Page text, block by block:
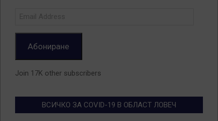
Абониране
Join 17K other subscribers
ВСИЧКО ЗА COVID-19 В ОБЛАСТ ЛОВЕЧ